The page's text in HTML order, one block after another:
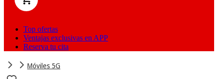
Top ofertas
Ventajas exclusivas en APP
Reserva tu cita
Móviles 5G